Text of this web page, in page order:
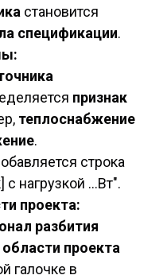
становится
спецификации.
признак
теплоснабжение
.
строка
нагрузкой ...Вт".
проекта:
разбития
проекта
галочке в